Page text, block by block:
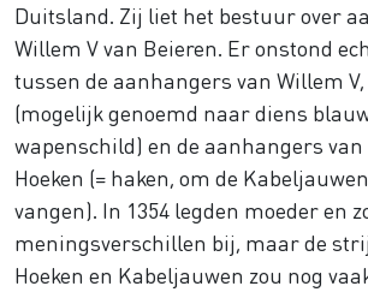
Duitsland. Zij liet het bestuur over
Willem V van Beieren. Er onstond
tussen de aanhangers van Willem
(mogelijk genoemd naar diens
wapenschild) en de aanhangers van
Hoeken (= haken, om de
vangen). In 1354 legden moeder en
meningsverschillen bij, maar de
Hoeken en Kabeljauwen zou nog